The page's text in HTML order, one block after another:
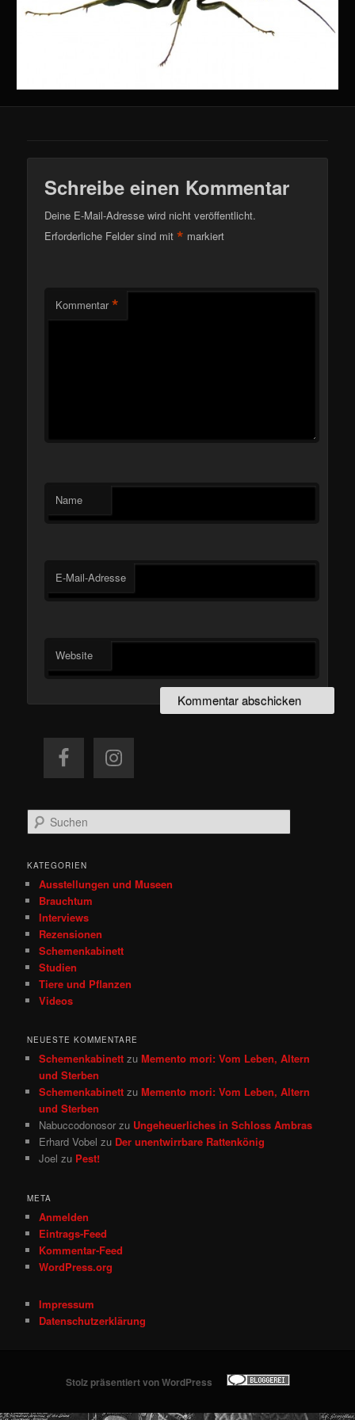
Schreibe einen Kommentar
Deine E-Mail-Adresse wird nicht veröffentlicht.
Erforderliche Felder sind mit* markiert
Kommentar *
Name
E-Mail-Adresse
Website
u
h
KATEGORIEN
Ausstellungen und Museen
Brauchtum
Interviews
Rezensionen
Schemenkabinett
Studien
Tiere und Pflanzen
Videos
NEUESTE KOMMENTARE
Schemenkabinett zuMemento mori: Vom Leben, Altern
und Sterben
Schemenkabinett zuMemento mori: Vom Leben, Altern
und Sterben
Nabuccodonosor zu Ungeheuerliches in Schloss Ambras
Erhard Vobel zu Der unentwirrbare Rattenkönig
Joel zu Pest!
META
Anmelden
Eintrags-Feed
Kommentar-Feed
WordPress.org
Impressum
Datenschutzerklärung
Stolz präsentiert von WordPress